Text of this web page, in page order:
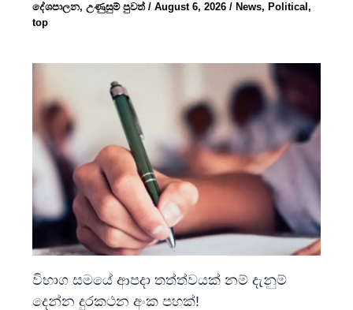
දේශපාලන,උණුසුම් පුවත්/August 6, 2026/ News, Political,
top
විභාග සමයේ ආපදා තත්ත්වයක් නම් දැනුම්
දෙන්න දුරකථන අංක පහක්!